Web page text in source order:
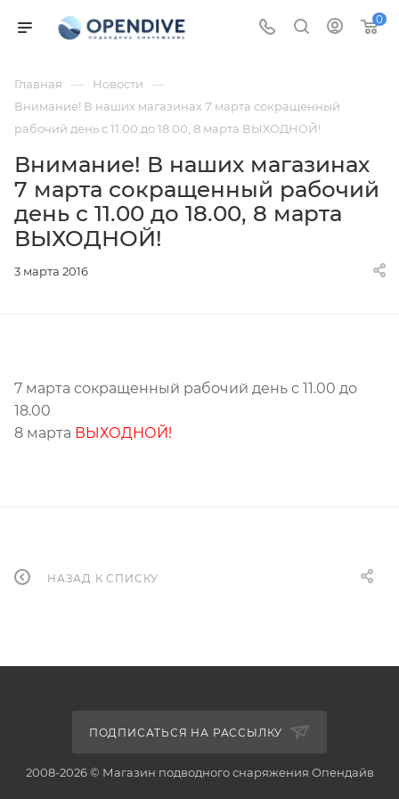
0
Главная — Новости —
Внимание! В наших магазинах 7 марта сокращенный
рабочий день с 11.00 до 18.00, 8 марта ВЫХОДНОЙ!
Внимание! В наших магазинах
7 марта сокращенный рабочий
день с 11.00 до 18.00, 8 марта
ВЫХОДНОЙ!
3 марта 2016
7 марта сокращенный рабочий день с 11.00 до
18.00
8 марта ВЫХОДНОЙ!
НАЗАД К СПИСКУ
ПОДПИСАТЬСЯ НА РАССЫЛКУ
2008-2026 © Магазин подводного снаряжения Опендайв